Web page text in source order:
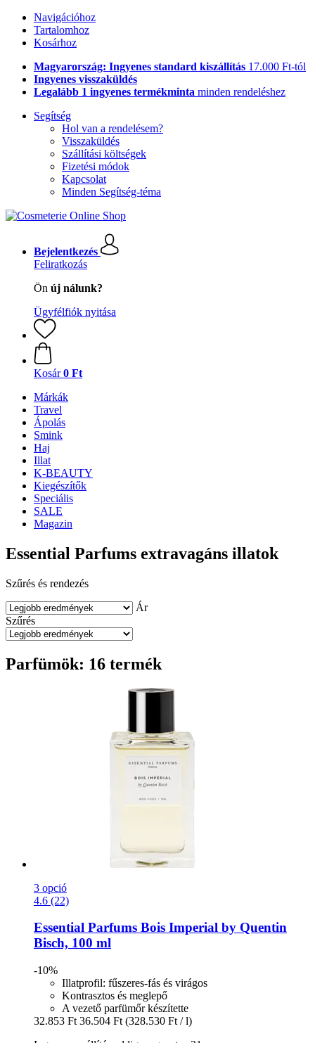
Navigációhoz
Tartalomhoz
Kosárhoz
Magyarország: Ingyenes standard kiszállítás 17.000 Ft-tól
Ingyenes visszaküldés
Legalább 1 ingyenes termékminta minden rendeléshez
Segítség
Hol van a rendelésem?
Visszaküldés
Szállítási költségek
Fizetési módok
Kapcsolat
Minden Segítség-téma
Bejelentkezés
Feliratkozás
Ön új nálunk?
Ügyfélfiók nyitása
Kosár 0 Ft
Márkák
Travel
Ápolás
Smink
Haj
Illat
K-BEAUTY
Kiegészítők
Speciális
SALE
Magazin
Essential Parfums extravagáns illatok
Szűrés és rendezés
Ár
Szűrés
Parfümök: 16 termék
3 opció
4.6 (22)
Essential Parfums Bois Imperial by Quentin
Bisch, 100 ml
-10%
Illatprofil: fűszeres-fás és virágos
Kontrasztos és meglepő
A vezető parfümőr készítette
32.853 Ft 36.504 Ft (328.530 Ft / l)